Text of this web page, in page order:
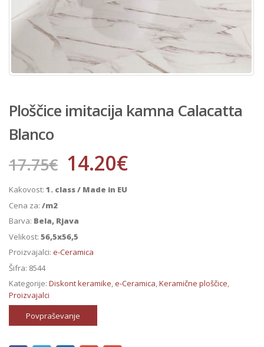
Ploščice imitacija kamna Calacatta
Blanco
17.75€ 14.20€
Kakovost: 1. class / Made in EU
Cena za: /m2
Barva: Bela, Rjava
Velikost: 56,5x56,5
Proizvajalci: e-Ceramica
Šifra: 8544
Kategorije: Diskont keramike,e-Ceramica,Keramične ploščice,
Proizvajalci
Povpraševanje